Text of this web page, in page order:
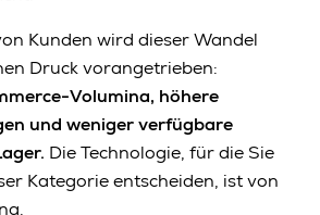
Kunden wird dieser Wandel
Druck vorangetrieben:
Volumina, höhere
und weniger verfügbare
Die Technologie, für die Sie
Kategorie entscheiden, ist von